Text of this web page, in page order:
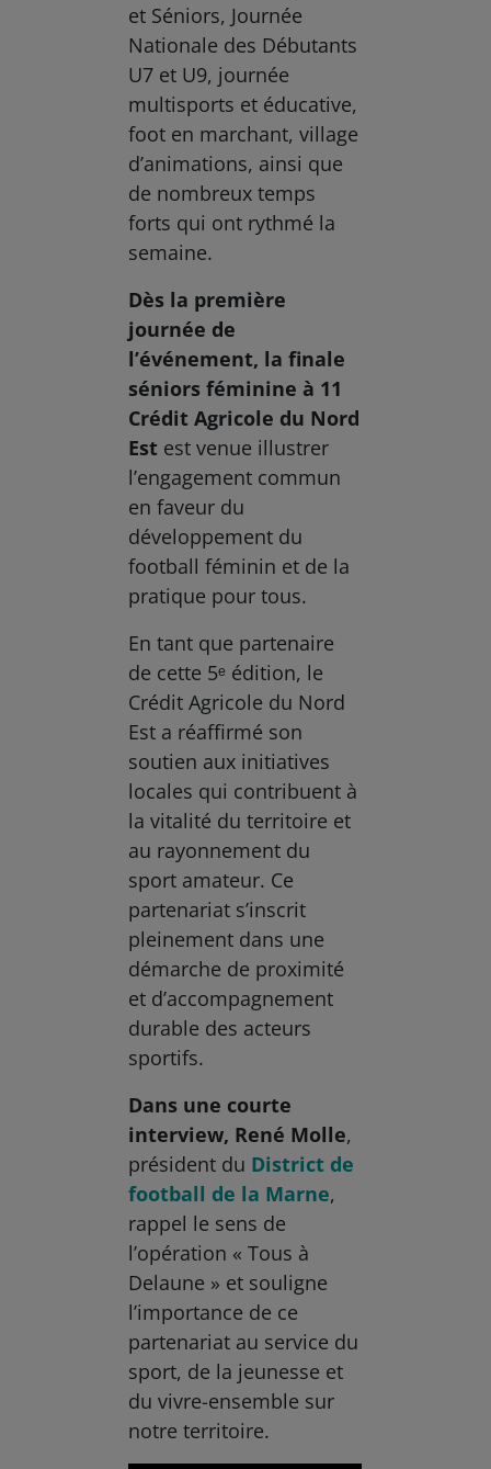
et Séniors, Journée
Nationale des Débutants
U7 et U9, journée
multisports et éducative,
foot en marchant, village
d’animations, ainsi que
de nombreux temps
forts qui ont rythmé la
semaine.
Dès la première
journée de
l’événement, la finale
séniors féminine à 11
Crédit Agricole du Nord
Est est venue illustrer
l’engagement commun
en faveur du
développement du
football féminin et de la
pratique pour tous.
En tant que partenaire
de cette 5ᵉ édition, le
Crédit Agricole du Nord
Est a réaffirmé son
soutien aux initiatives
locales qui contribuent à
la vitalité du territoire et
au rayonnement du
sport amateur. Ce
partenariat s’inscrit
pleinement dans une
démarche de proximité
et d’accompagnement
durable des acteurs
sportifs.
Dans une courte
interview, René Molle,
président du District de
football de la Marne,
rappel le sens de
l’opération « Tous à
Delaune » et souligne
l’importance de ce
partenariat au service du
sport, de la jeunesse et
du vivre-ensemble sur
notre territoire.